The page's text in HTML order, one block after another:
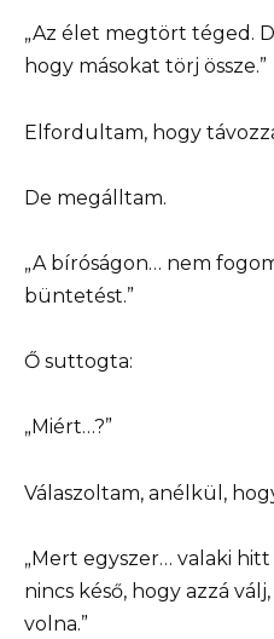
„Az élet megtört téged.
hogy másokat törj össze.”
Elfordultam, hogy
De megálltam.
„A bíróságon… nem
büntetést.”
Ő suttogta:
„Miért…?”
Válaszoltam, anélkül,
„Mert egyszer… valaki
nincs késő, hogy azzá
volna.”